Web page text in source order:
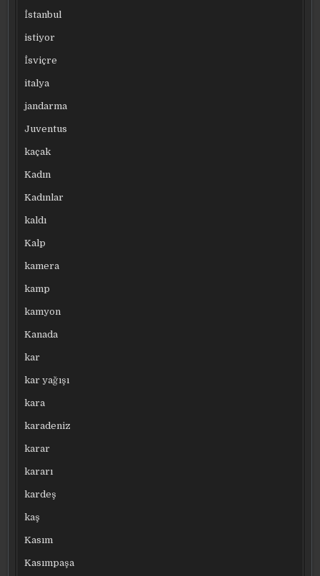
İstanbul
istiyor
İsviçre
italya
jandarma
Juventus
kaçak
Kadın
Kadınlar
kaldı
Kalp
kamera
kamp
kamyon
Kanada
kar
kar yağışı
kara
karadeniz
karar
kararı
kardeş
kaş
Kasım
Kasımpaşa